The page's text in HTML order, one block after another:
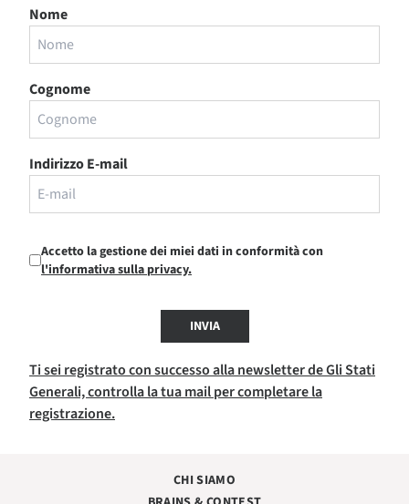
Nome
Cognome
Indirizzo E-mail
Accetto la gestione dei miei dati in conformità con
l'informativa sulla privacy.
INVIA
Ti sei registrato con successo alla newsletter de Gli Stati
Generali, controlla la tua mail per completare la
registrazione.
CHI SIAMO